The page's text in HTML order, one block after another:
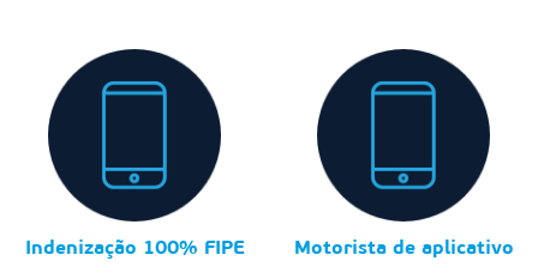
Indenização 100% FIPE Motorista de aplicativo